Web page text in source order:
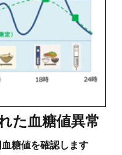
た血糖値異常
糖値を確認します